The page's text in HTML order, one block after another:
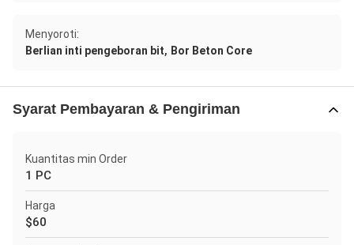
Menyoroti:
Berlian inti pengeboran bit, Bor Beton Core
Syarat Pembayaran & Pengiriman
Kuantitas min Order
1 PC
Harga
$60